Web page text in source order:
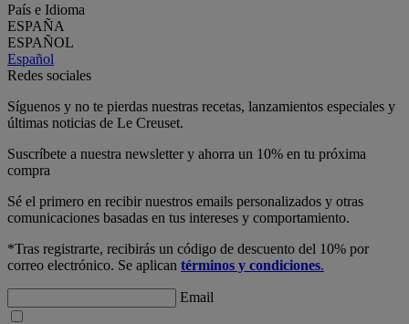
País e Idioma
ESPAÑA
ESPAÑOL
Español
Redes sociales
Síguenos y no te pierdas nuestras recetas, lanzamientos especiales y
últimas noticias de Le Creuset.
Suscríbete a nuestra newsletter y ahorra un 10% en tu próxima
compra
Sé el primero en recibir nuestros emails personalizados y otras
comunicaciones basadas en tus intereses y comportamiento.
*Tras registrarte, recibirás un código de descuento del 10% por
correo electrónico. Se aplican términos y condiciones.
Email